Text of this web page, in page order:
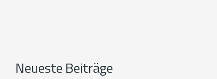
Neueste Beiträge